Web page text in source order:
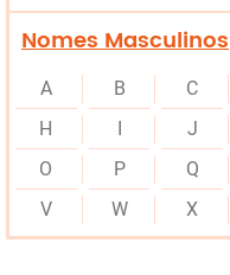
Nomes Masculinos
A B C
H
J
O
P Q
V
W X